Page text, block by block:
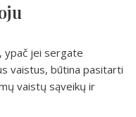
ypač jei sergate
vaistus, būtina pasitarti
vaistų sąveikų ir